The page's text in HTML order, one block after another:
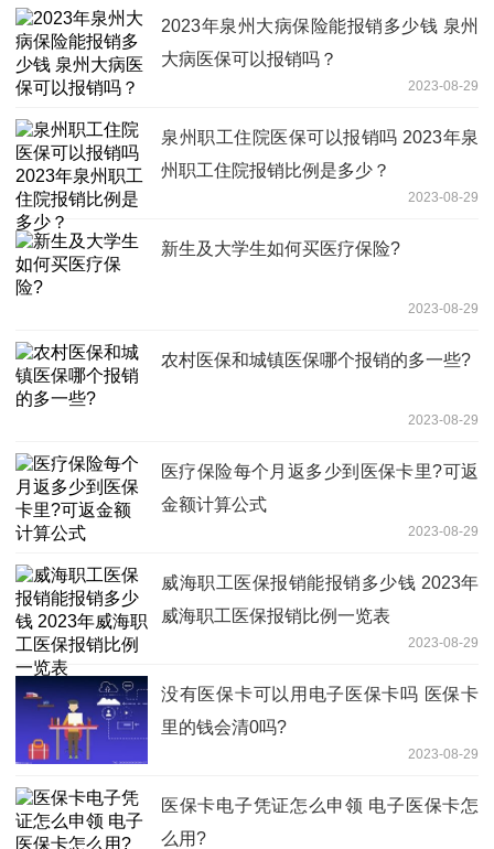
2023年泉州大病保险能报销多少钱 泉州
大病医保可以报销吗？
2023-08-29
泉州职工住院医保可以报销吗 2023年泉
州职工住院报销比例是多少？
2023-08-29
新生及大学生如何买医疗保险?
2023-08-29
农村医保和城镇医保哪个报销的多一些?
2023-08-29
医疗保险每个月返多少到医保卡里?可返
金额计算公式
2023-08-29
威海职工医保报销能报销多少钱 2023年
威海职工医保报销比例一览表
2023-08-29
没有医保卡可以用电子医保卡吗 医保卡
里的钱会清0吗?
2023-08-29
医保卡电子凭证怎么申领 电子医保卡怎
么用?